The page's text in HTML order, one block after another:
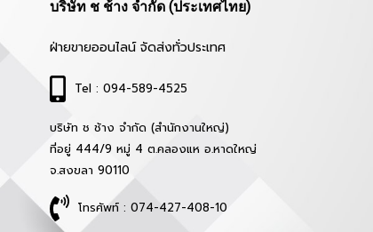
บริษัท ช ช้าง จำกัด (ประเทศไทย)
ฝ่ายขายออนไลน์ จัดส่งทั่วประเทศ
Tel : 094-589-4525
บริษัท ช ช้าง จำกัด (สำนักงานใหญ่)
ที่อยู่ 444/9 หมู่ 4 ต.คลองแห อ.หาดใหญ่
จ.สงขลา 90110
โทรศัพท์ : 074-427-408-10